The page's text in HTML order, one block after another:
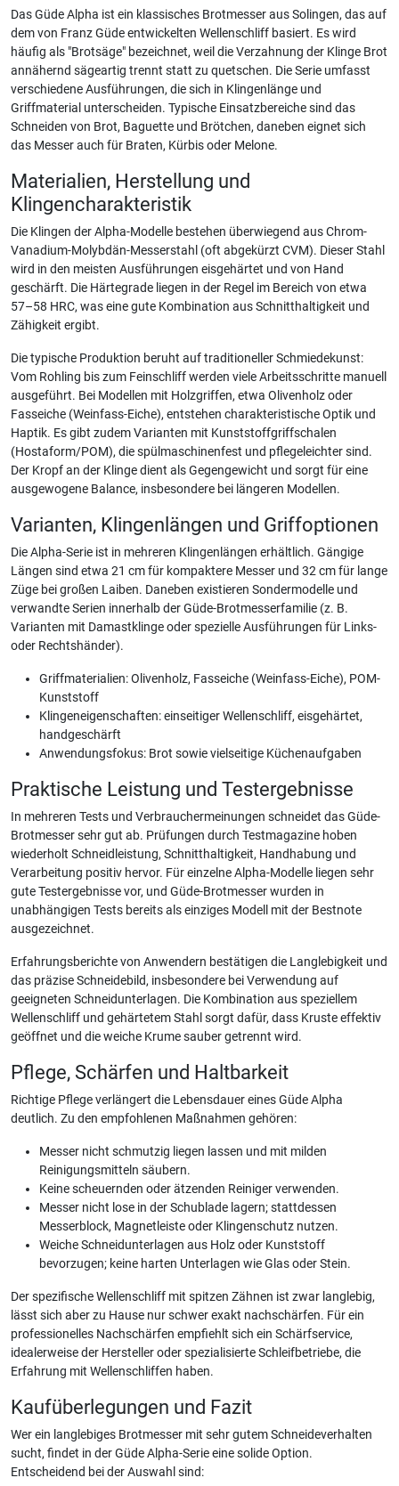
Das Güde Alpha ist ein klassisches Brotmesser aus Solingen, das auf
dem von Franz Güde entwickelten Wellenschliff basiert. Es wird
häufig als "Brotsäge" bezeichnet, weil die Verzahnung der Klinge Brot
annähernd sägeartig trennt statt zu quetschen. Die Serie umfasst
verschiedene Ausführungen, die sich in Klingenlänge und
Griffmaterial unterscheiden. Typische Einsatzbereiche sind das
Schneiden von Brot, Baguette und Brötchen, daneben eignet sich
das Messer auch für Braten, Kürbis oder Melone.
Materialien, Herstellung und
Klingencharakteristik
Die Klingen der Alpha-Modelle bestehen überwiegend aus Chrom-
Vanadium-Molybdän-Messerstahl (oft abgekürzt CVM). Dieser Stahl
wird in den meisten Ausführungen eisgehärtet und von Hand
geschärft. Die Härtegrade liegen in der Regel im Bereich von etwa
57–58 HRC, was eine gute Kombination aus Schnitthaltigkeit und
Zähigkeit ergibt.
Die typische Produktion beruht auf traditioneller Schmiedekunst:
Vom Rohling bis zum Feinschliff werden viele Arbeitsschritte manuell
ausgeführt. Bei Modellen mit Holzgriffen, etwa Olivenholz oder
Fasseiche (Weinfass-Eiche), entstehen charakteristische Optik und
Haptik. Es gibt zudem Varianten mit Kunststoffgriffschalen
(Hostaform/POM), die spülmaschinenfest und pflegeleichter sind.
Der Kropf an der Klinge dient als Gegengewicht und sorgt für eine
ausgewogene Balance, insbesondere bei längeren Modellen.
Varianten, Klingenlängen und Griffoptionen
Die Alpha-Serie ist in mehreren Klingenlängen erhältlich. Gängige
Längen sind etwa 21 cm für kompaktere Messer und 32 cm für lange
Züge bei großen Laiben. Daneben existieren Sondermodelle und
verwandte Serien innerhalb der Güde-Brotmesserfamilie (z. B.
Varianten mit Damastklinge oder spezielle Ausführungen für Links-
oder Rechtshänder).
Griffmaterialien: Olivenholz, Fasseiche (Weinfass-Eiche), POM-
Kunststoff
Klingeneigenschaften: einseitiger Wellenschliff, eisgehärtet,
handgeschärft
Anwendungsfokus: Brot sowie vielseitige Küchenaufgaben
Praktische Leistung und Testergebnisse
In mehreren Tests und Verbrauchermeinungen schneidet das Güde-
Brotmesser sehr gut ab. Prüfungen durch Testmagazine hoben
wiederholt Schneidleistung, Schnitthaltigkeit, Handhabung und
Verarbeitung positiv hervor. Für einzelne Alpha-Modelle liegen sehr
gute Testergebnisse vor, und Güde-Brotmesser wurden in
unabhängigen Tests bereits als einziges Modell mit der Bestnote
ausgezeichnet.
Erfahrungsberichte von Anwendern bestätigen die Langlebigkeit und
das präzise Schneidebild, insbesondere bei Verwendung auf
geeigneten Schneidunterlagen. Die Kombination aus speziellem
Wellenschliff und gehärtetem Stahl sorgt dafür, dass Kruste effektiv
geöffnet und die weiche Krume sauber getrennt wird.
Pflege, Schärfen und Haltbarkeit
Richtige Pflege verlängert die Lebensdauer eines Güde Alpha
deutlich. Zu den empfohlenen Maßnahmen gehören:
Messer nicht schmutzig liegen lassen und mit milden
Reinigungsmitteln säubern.
Keine scheuernden oder ätzenden Reiniger verwenden.
Messer nicht lose in der Schublade lagern; stattdessen
Messerblock, Magnetleiste oder Klingenschutz nutzen.
Weiche Schneidunterlagen aus Holz oder Kunststoff
bevorzugen; keine harten Unterlagen wie Glas oder Stein.
Der spezifische Wellenschliff mit spitzen Zähnen ist zwar langlebig,
lässt sich aber zu Hause nur schwer exakt nachschärfen. Für ein
professionelles Nachschärfen empfiehlt sich ein Schärfservice,
idealerweise der Hersteller oder spezialisierte Schleifbetriebe, die
Erfahrung mit Wellenschliffen haben.
Kaufüberlegungen und Fazit
Wer ein langlebiges Brotmesser mit sehr gutem Schneideverhalten
sucht, findet in der Güde Alpha-Serie eine solide Option.
Entscheidend bei der Auswahl sind: